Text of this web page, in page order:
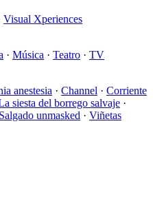
Visual Xperiences
· Música · Teatro · TV
anestesia · Channel · Corriente
siesta del borrego salvaje ·
Salgado unmasked · Viñetas